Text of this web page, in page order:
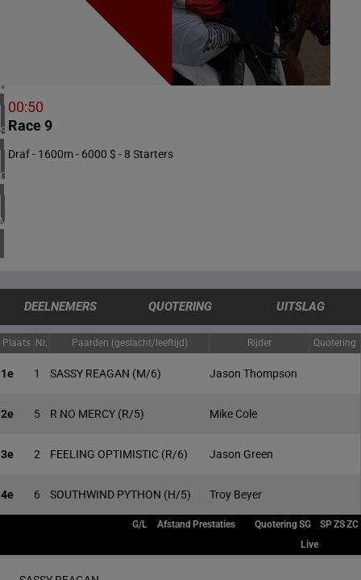
VERENIGD KONINKRIJK
IERLAND
1 meeting(s)
SPANJE
1 meeting(s)
CHILI
1 meeting(s)
VERENIGDE STATEN
4 meeting(s)
00:50
Race 9
Draf - 1600m - 6000 $ - 8 Starters
DEELNEMERS QUOTERING UITSLAG
Plaats Nr. Paarden (geslacht/leeftijd) Rijder Quotering
1e 1 SASSY REAGAN (M/6) Jason Thompson
2e 5 R NO MERCY (R/5) Mike Cole
3e 2 FEELING OPTIMISTIC (R/6) Jason Green
4e 6 SOUTHWIND PYTHON (H/5) Troy Beyer
G/L Afstand Prestaties QuoteringSG SPZSZC
Live